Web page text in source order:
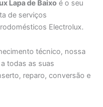
Lapa de Baixo é o seu
de serviços
Electrolux.
técnico, nossa
todas as suas
reparo, conversão e